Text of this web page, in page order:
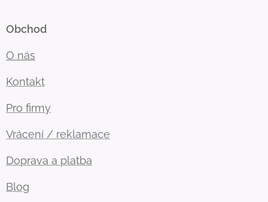
Obchod
O nás
Kontakt
Pro firmy
Vrácení / reklamace
Doprava a platba
Blog